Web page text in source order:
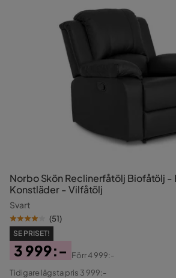
Norbo Skön Reclinerfåtölj Biofåtölj -
Konstläder - Vilfåtölj
Svart
(51)
SE PRISET!
Pris
3 999:-
Original
Förr4 999:-
Tidigare lägsta pris 3 999:-